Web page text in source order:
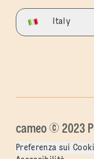
Italy
cameo © 2023
Preferenza sui